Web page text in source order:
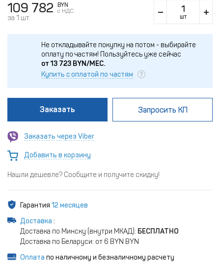
109 782
BYN
c НДС
за 1 шт. шт
Не откладывайте покупку на потом - выбирайте
оплату по частям! Пользуйтесь уже сейчас
от 13 723 BYN/МЕС.
Купить с оплатой по частям
Заказать Запросить КП
Заказать через Viber
Добавить в корзину
Нашли дешевле? Сообщите и получите скидку!
Гарантия 12 месяцев
Доставка :
Доставка по Минску (внутри МКАД): БЕСПЛАТНО
Доставка по Беларуси: от 6 BYN BYN
Оплата по наличному и безналичному расчету